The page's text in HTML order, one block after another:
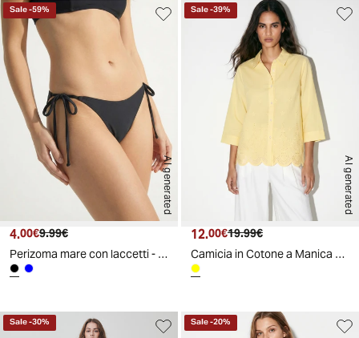
AI generated
Sale-59%
Prezzo attuale
4.00€ Prezzo originale
9.99€
Perizoma mare con laccetti - Nero
AI generated
Sale-39%
Prezzo attuale
12.00€ Prezzo originale
19.99€
Camicia in Cotone a Manica Tre Quarti - Giallo pastello
Sale-30% Sale-20%